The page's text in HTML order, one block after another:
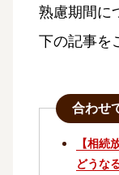
熟慮期間に
下の記事を
合わせ
【相続
どうな